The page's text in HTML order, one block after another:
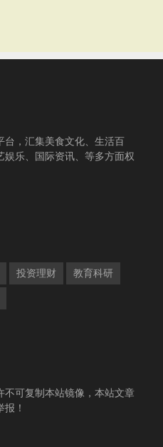
台，汇集美食文化、生活百
乐、国际资讯、等多方面权
投资理财 教育科研
不可复制本站镜像，本站文章
！